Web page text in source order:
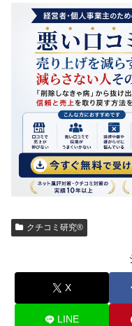
クチコミ研究®
X
LINE